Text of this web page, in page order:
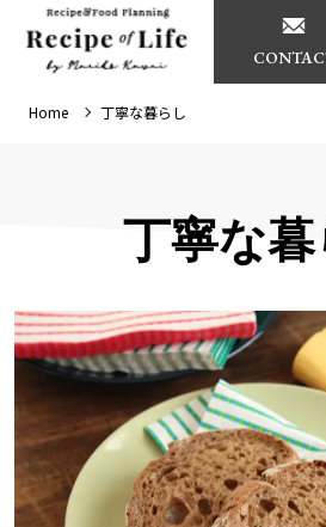
Home 丁寧な暮らし
丁寧な